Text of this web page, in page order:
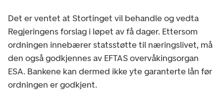
Det er ventet at Stortinget vil behandle og vedta
Regjeringens forslag i løpet av få dager. Ettersom
ordningen innebærer statsstøtte til næringslivet, må
den også godkjennes av EFTAS overvåkingsorgan
ESA. Bankene kan dermed ikke yte garanterte lån før
ordningen er godkjent.